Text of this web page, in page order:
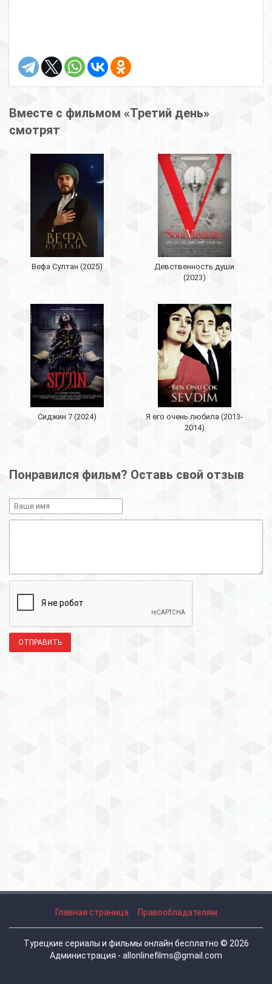
Вместе с фильмом «Третий день»
смотрят
Вефа Султан (2025)
Девственность души
(2023)
Сиджин 7 (2024)
Я его очень любила (2013-
2014)
Понравился фильм? Оставь свой отзыв
ОТПРАВИТЬ
Главная страница Правообладателям
Турецкие сериалы и фильмы онлайн бесплатно © 2026
Администрация - allonlinefilms@gmail.com